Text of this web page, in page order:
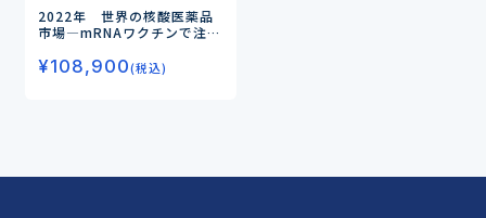
2022年 世界の核酸医薬品
市場―mRNAワクチンで注
は治療薬による領域拡大―
¥108,900(税込)